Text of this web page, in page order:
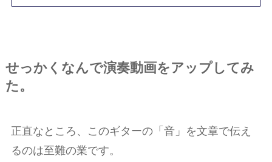
せっかくなんで演奏動画をアップしてみ
た。
正直なところ、このギターの「音」を文章で伝え
るのは至難の業です。